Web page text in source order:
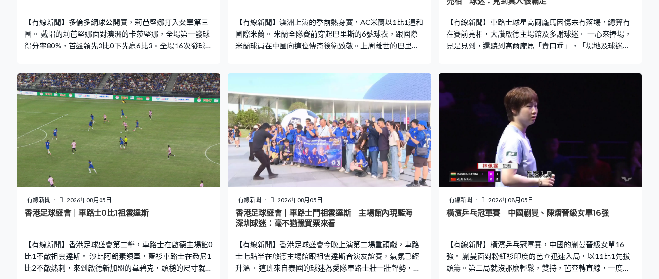
【有線新聞】多倫多網球公開賽，莉芭堅娜打入女單第三
圈。 戴帽的莉芭堅娜面對澳洲的卡莎堅娜，全場第一發球
得分率80%，首盤領先3比0下先贏6比3。全場16次發球雙
二號種子贏多盤6比4，盤數2比1過關，會與李吉妮爭入16
強。
【有線新聞】澳洲上演的季前熱身賽，AC米蘭以1比1逼和
國際米蘭。 米蘭全隊賽前穿起巴里斯的6號球衣，跟國際
米蘭球員在中圈向這位傳奇後衛致敬。上周離世的巴里
後，國米巴利拿助攻，迪馬高送入空門，52分鐘1比0。尼
根古在禁區被奧古斯度拉低，尼根古親自操刀，為AC米蘭
84分鐘追和，結果1比1，米蘭打吡，和氣收場。
【有線新聞】車路士球星高爾龐馬因傷未有落場，總算有
在賽前亮相，大讚啟德主場館及多謝球迷。 一心來捧場，
見是見到，還聽到高爾龐馬「賣口乖」，「場地及球迷都
得擺這個招牌動作，就知是高爾龐馬球迷，心情如何？車
路士球迷阿滐：「總有點失望，但見到他真人都很滿足，
及看到車路士比賽。」 車路士球迷聲勢浩大，將啟德主場
館變成主場。北看台球迷區這裡，每個位都放了這張應援
紙讓球迷落力為球隊打氣。由瀋陽來到的資深球迷就希望
傳承支持祖雲達斯的精神，潘小姐：「98年開始看，快30
年，特別喜歡祖雲達斯這隊伍，我就帶著我的寶寶，從他
剛出生就開始帶著看，這就是他剛出生的那件球衣。」 球
迷都表示無論賽果如何都滿意球隊的表現。
有線新聞 2026年08月05日
香港足球盛會｜車路士0比1祖雲達斯
【有線新聞】香港足球盛會第二擊，車路士在啟德主場館0
比1不敵祖雲達斯。 沙比阿朗素領軍，藍衫車路士在悉尼1
比2不敵熱刺，來到啟德新加盟的韋碧克，頭槌的尺寸就差
有線新聞 2026年08月05日
香港足球盛會｜車路士鬥祖雲達斯 主場館內現藍海
深圳球迷：毫不猶豫買票來看
【有線新聞】香港足球盛會今晚上演第二場重頭戲，車路
士七點半在啟德主場館跟祖雲達斯合演友誼賽，氣氛已經
升溫。 這班來自泰國的球迷為愛隊車路士壯一壯聲勢，一
有線新聞 2026年08月05日
橫濱乒乓冠軍賽 中國蒯曼、陳熠晉級女單16強
【有線新聞】橫濱乒乓冠軍賽，中國的蒯曼晉級女單16
強。 蒯曼面對粉紅衫印度的芭查迅速入局，以11比1先拔
頭籌。第二局就沒那麼輕鬆，雙持，芭查轉直線，一度領